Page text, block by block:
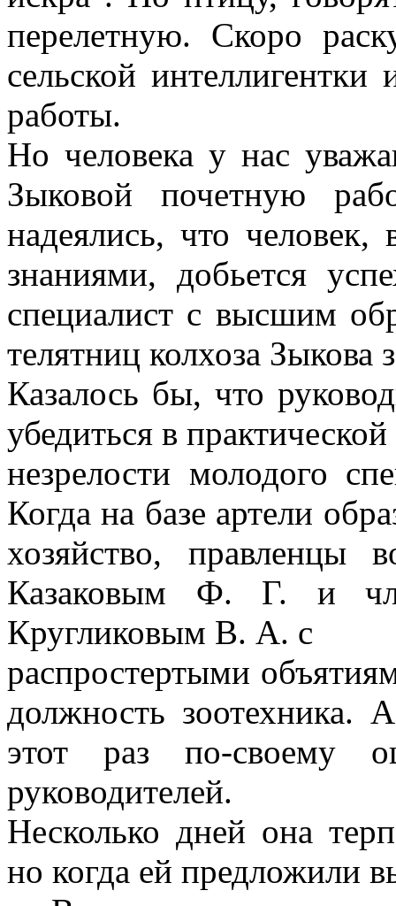
перелетную. Скоро
сельской интеллигентки
работы.
Но человека у нас
Зыковой почетную
надеялись, что человек,
знаниями, добьется
специалист с высшим
телятниц колхоза Зыкова
Казалось бы, что
убедиться в
незрелости молодого
Когда на базе артели
хозяйство, правленцы
Казаковым Ф. Г. и
Кругликовым В. А. с
распростертыми
должность зоотехника.
этот раз по-своему
руководителей.
Несколько дней она
но когда ей предложили